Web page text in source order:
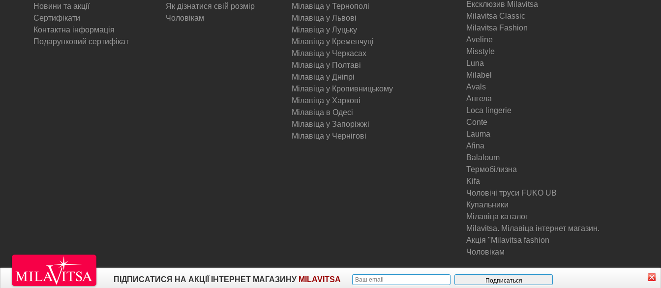
Новини та акції
Сертифікати
Контактна інформація
Подарунковий сертифікат
Як дізнатися свій розмір
Чоловікам
Мілавіца у Тернополі
Мілавіца у Львові
Мілавіца у Луцьку
Мілавіца у Кременчуці
Мілавіца у Черкасах
Мілавіца у Полтаві
Мілавіца у Дніпрі
Мілавіца у Кропивницькому
Мілавіца у Харкові
Мілавіца в Одесі
Мілавіца у Запоріжжі
Мілавіца у Чернігові
Ексклюзив Milavitsa
Milavitsa Classic
Milavitsa Fashion
Aveline
Misstyle
Luna
Milabel
Avals
Ангела
Loca lingerie
Conte
Lauma
Afina
Balaloum
Термобілизна
Kifa
Чоловічі труси FUKO UB
Купальники
Мілавіца каталог
Milavitsa. Мілавіца інтернет магазин.
Акція "Milavitsa fashion
Чоловікам
ПІДПИСАТИСЯ НА АКЦІЇ ІНТЕРНЕТ МАГАЗИНУ MILAVITSA
© Milavitsa.